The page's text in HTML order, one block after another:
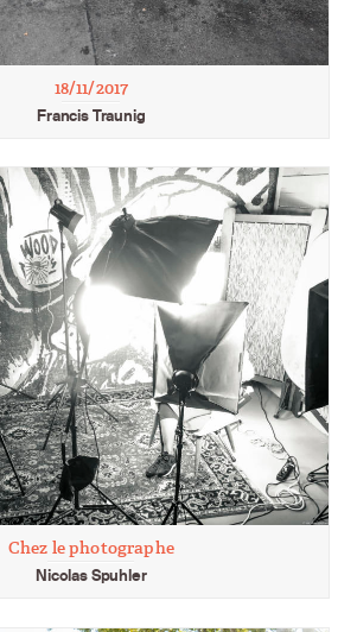
18/11/2017
Francis Traunig
Chez le photographe
Nicolas Spuhler